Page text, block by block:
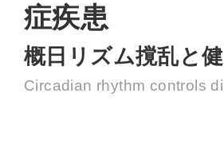
症疾患
概日リズム撹乱と
Circadian rhythm controls